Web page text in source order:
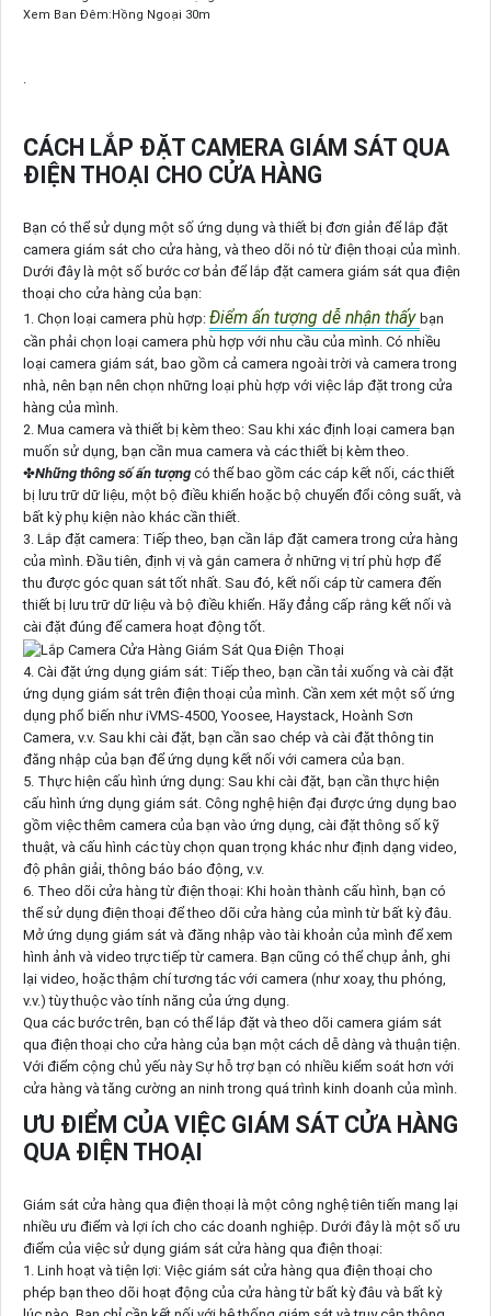
Xem Ban Đêm:Hồng Ngoại 30m
CÁCH LẮP ĐẶT CAMERA GIÁM SÁT QUA
ĐIỆN THOẠI CHO CỬA HÀNG
Bạn có thể sử dụng một số ứng dụng và thiết bị đơn giản để lắp đặt
camera giám sát cho cửa hàng, và theo dõi nó từ điện thoại của mình.
Dưới đây là một số bước cơ bản để lắp đặt camera giám sát qua điện
thoại cho cửa hàng của bạn:
1. Chọn loại camera phù hợp: Điểm ấn tượng dễ nhận thấy bạn
cần phải chọn loại camera phù hợp với nhu cầu của mình. Có nhiều
loại camera giám sát, bao gồm cả camera ngoài trời và camera trong
nhà, nên bạn nên chọn những loại phù hợp với việc lắp đặt trong cửa
hàng của mình.
2. Mua camera và thiết bị kèm theo: Sau khi xác định loại camera bạn
muốn sử dụng, bạn cần mua camera và các thiết bị kèm theo.
✤Những thông số ấn tượngcó thể bao gồm các cáp kết nối, các thiết
bị lưu trữ dữ liệu, một bộ điều khiển hoặc bộ chuyển đổi công suất, và
bất kỳ phụ kiện nào khác cần thiết.
3. Lắp đặt camera: Tiếp theo, bạn cần lắp đặt camera trong cửa hàng
của mình. Đầu tiên, định vị và gắn camera ở những vị trí phù hợp để
thu được góc quan sát tốt nhất. Sau đó, kết nối cáp từ camera đến
thiết bị lưu trữ dữ liệu và bộ điều khiển. Hãy đẳng cấp rằng kết nối và
cài đặt đúng để camera hoạt động tốt.
4. Cài đặt ứng dụng giám sát: Tiếp theo, bạn cần tải xuống và cài đặt
ứng dụng giám sát trên điện thoại của mình. Cần xem xét một số ứng
dụng phổ biến như iVMS-4500, Yoosee, Haystack, Hoành Sơn
Camera, v.v. Sau khi cài đặt, bạn cần sao chép và cài đặt thông tin
đăng nhập của bạn để ứng dụng kết nối với camera của bạn.
5. Thực hiện cấu hình ứng dụng: Sau khi cài đặt, bạn cần thực hiện
cấu hình ứng dụng giám sát. Công nghệ hiện đại được ứng dụng bao
gồm việc thêm camera của bạn vào ứng dụng, cài đặt thông số kỹ
thuật, và cấu hình các tùy chọn quan trọng khác như định dạng video,
độ phân giải, thông báo báo động, v.v.
6. Theo dõi cửa hàng từ điện thoại: Khi hoàn thành cấu hình, bạn có
thể sử dụng điện thoại để theo dõi cửa hàng của mình từ bất kỳ đâu.
Mở ứng dụng giám sát và đăng nhập vào tài khoản của mình để xem
hình ảnh và video trực tiếp từ camera. Bạn cũng có thể chụp ảnh, ghi
lại video, hoặc thậm chí tương tác với camera (như xoay, thu phóng,
v.v.) tùy thuộc vào tính năng của ứng dụng.
Qua các bước trên, bạn có thể lắp đặt và theo dõi camera giám sát
qua điện thoại cho cửa hàng của bạn một cách dễ dàng và thuận tiện.
Với điểm cộng chủ yếu này Sự hỗ trợ bạn có nhiều kiểm soát hơn với
cửa hàng và tăng cường an ninh trong quá trình kinh doanh của mình.
ƯU ĐIỂM CỦA VIỆC GIÁM SÁT CỬA HÀNG
QUA ĐIỆN THOẠI
Giám sát cửa hàng qua điện thoại là một công nghệ tiên tiến mang lại
nhiều ưu điểm và lợi ích cho các doanh nghiệp. Dưới đây là một số ưu
điểm của việc sử dụng giám sát cửa hàng qua điện thoại:
1. Linh hoạt và tiện lợi: Việc giám sát cửa hàng qua điện thoại cho
phép bạn theo dõi hoạt động của cửa hàng từ bất kỳ đâu và bất kỳ